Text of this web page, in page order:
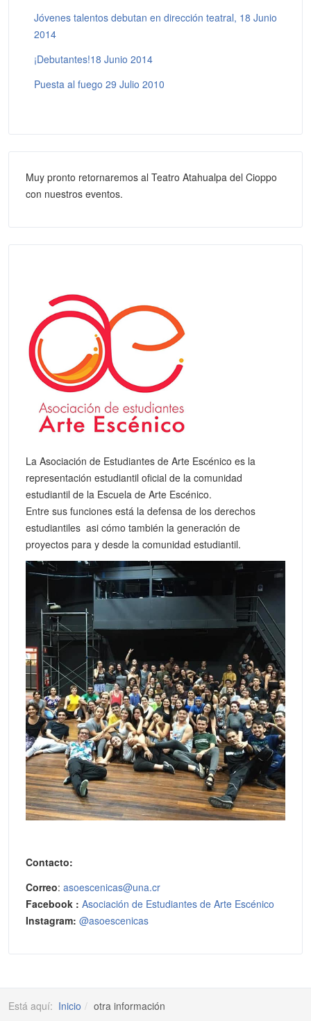
Jóvenes talentos debutan en dirección teatral, 18 Junio
2014
¡Debutantes!18 Junio 2014
Puesta al fuego 29 Julio 2010
Muy pronto retornaremos al Teatro Atahualpa del Cioppo
con nuestros eventos.
La Asociación de Estudiantes de Arte Escénico es la
representación estudiantil oficial de la comunidad
estudiantil de la Escuela de Arte Escénico.
Entre sus funciones está la defensa de los derechos
estudiantiles asi cómo también la generación de
proyectos para y desde la comunidad estudiantil.
Contacto:
Correo: asoescenicas@una.cr
Facebook : Asociación de Estudiantes de Arte Escénico
Instagram: @asoescenicas
Está aquí: Inicio otra información